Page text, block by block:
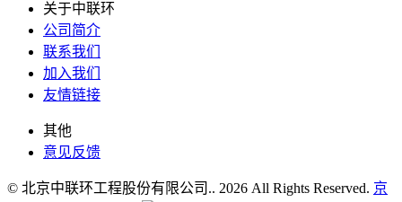
关于中联环
公司简介
联系我们
加入我们
友情链接
其他
意见反馈
© 北京中联环工程股份有限公司.. 2026 All Rights Reserved. 京